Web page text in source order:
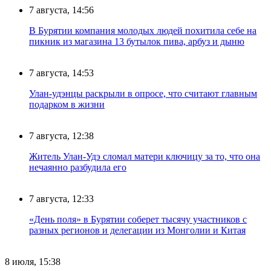
7 августа, 14:56
В Бурятии компания молодых людей похитила себе на
пикник из магазина 13 бутылок пива, арбуз и дыню
7 августа, 14:53
Улан-удэнцы раскрыли в опросе, что считают главным
подарком в жизни
7 августа, 12:38
Житель Улан-Удэ сломал матери ключицу за то, что она
нечаянно разбудила его
7 августа, 12:33
«День поля» в Бурятии соберет тысячу участников с
разных регионов и делегации из Монголии и Китая
8 июля, 15:38